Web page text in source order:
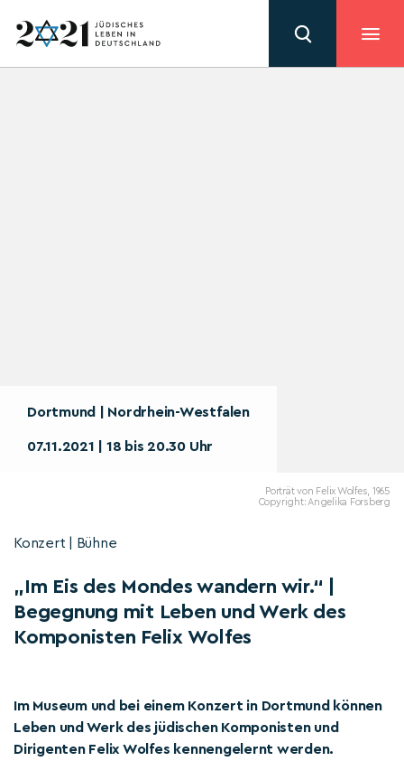
Dortmund | Nordrhein-Westfalen
07.11.2021 | 18 bis 20.30 Uhr
Porträt von Felix Wolfes, 1965
Copyright: Angelika Forsberg
Konzert | Bühne
„Im Eis des Mondes wandern wir.“ |
Begegnung mit Leben und Werk des
Komponisten Felix Wolfes
Im Museum und bei einem Konzert in Dortmund können
Leben und Werk des jüdischen Komponisten und
Dirigenten Felix Wolfes kennengelernt werden.